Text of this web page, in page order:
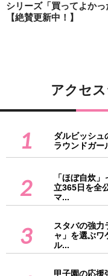
シリーズ「買ってよかっ
【絶賛更新中！】
アクセ
1
ダルビッシュ
ラウンドガ
2
「ほぼ自炊
立365日を全
マ...
3
スタバの強力
ャ」を選ぶワ
ル...
甲子園の応援